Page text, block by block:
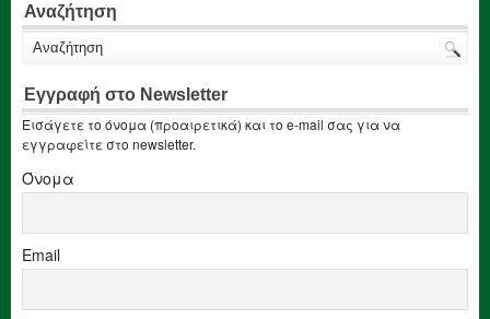
Αναζήτηση
Εγγραφή στο Newsletter
Εισάγετε το όνομα (προαιρετικά) και το e-mail σας για να
εγγραφείτε στο newsletter.
Όνομα
Email